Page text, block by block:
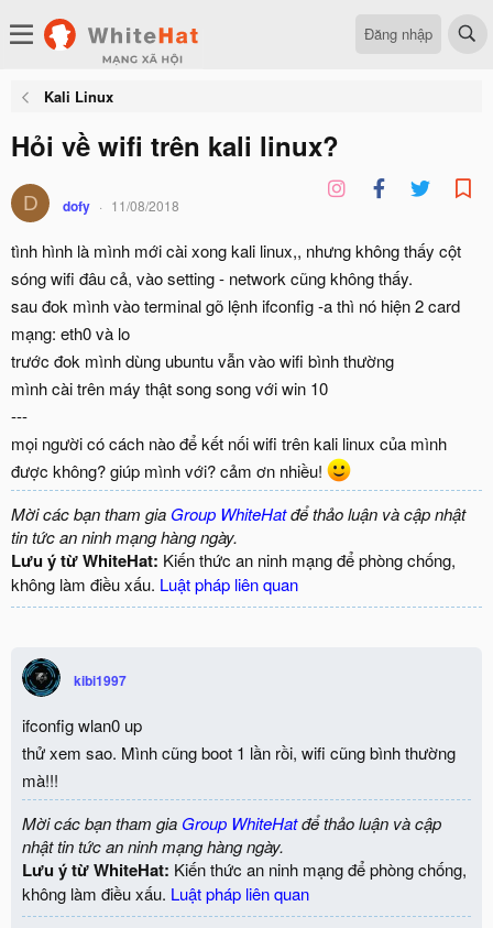
Đăng nhập
Kali Linux
Hỏi về wifi trên kali linux?
D dofy 11/08/2018
tình hình là mình mới cài xong kali linux,, nhưng không thấy cột
sóng wifi đâu cả, vào setting - network cũng không thấy.
sau đok mình vào terminal gõ lệnh ifconfig -a thì nó hiện 2 card
mạng: eth0 và lo
trước đok mình dùng ubuntu vẫn vào wifi bình thường
mình cài trên máy thật song song với win 10
---
mọi người có cách nào để kết nối wifi trên kali linux của mình
được không? giúp mình với? cảm ơn nhiều!
Mời các bạn tham gia Group WhiteHatđể thảo luận và cập nhật
tin tức an ninh mạng hàng ngày.
Lưu ý từ WhiteHat: Kiến thức an ninh mạng để phòng chống,
không làm điều xấu. Luật pháp liên quan
kibi1997
ifconfig wlan0 up
thử xem sao. Mình cũng boot 1 lần rồi, wifi cũng bình thường
mà!!!
Mời các bạn tham gia Group WhiteHatđể thảo luận và cập
nhật tin tức an ninh mạng hàng ngày.
Lưu ý từ WhiteHat: Kiến thức an ninh mạng để phòng chống,
không làm điều xấu. Luật pháp liên quan